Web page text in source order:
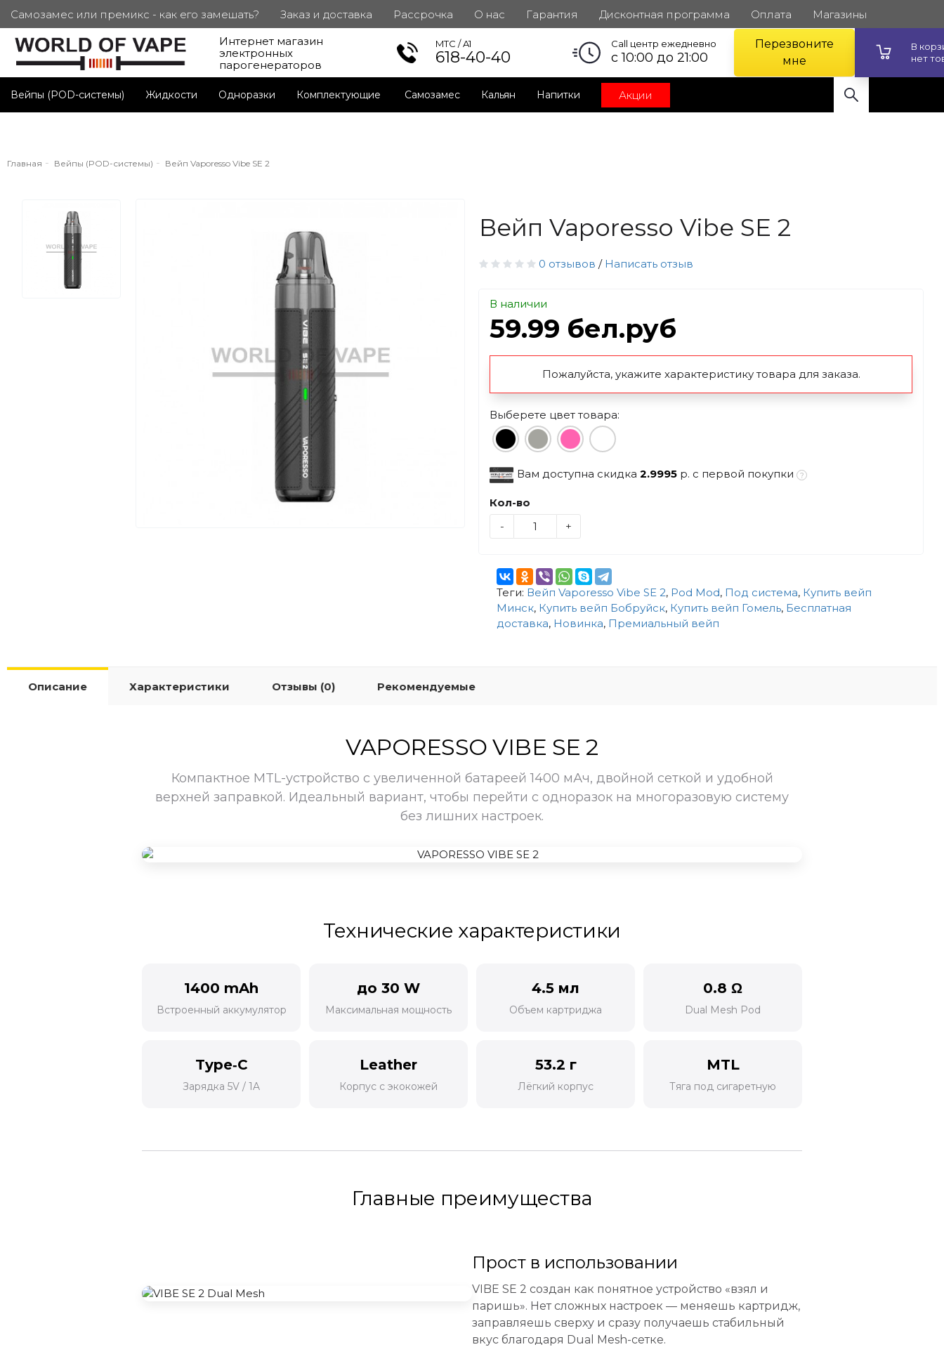
Самозамес или премикс - как его замешать? Заказ и доставка Рассрочка О нас Гарантия Дисконтная программа Оплата Магазины
ПОД. СЕРТИФИКАТЫ Партнерам Личный кабинет
Интернет магазин
электронных
парогенераторов
MTC / A1
618-40-40
Call центр ежедневно
с 10:00 до 21:00
Перезвоните
мне
В
нет
Вейпы (POD-системы) Жидкости Одноразки Комплектующие Самозамес Кальян Напитки Акции
Главная Вейпы (POD-системы) Вейп Vaporesso Vibe SE 2
Вейп Vaporesso Vibe SE 2
0 отзывов / Написать отзыв
В наличии
59.99 бел.руб
Пожалуйста, укажите характеристику товара для заказа.
Выберете цвет товара:
Вам доступна скидка 2.9995 р. с первой покупки
Кол-во
-
+
Теги: Вейп Vaporesso Vibe SE 2, Pod Mod, Под система, Купить вейп
Минск, Купить вейп Бобруйск, Купить вейп Гомель, Бесплатная
доставка, Новинка, Премиальный вейп
Описание Характеристики Отзывы (0) Рекомендуемые
VAPORESSO VIBE SE 2
Компактное MTL-устройство с увеличенной батареей 1400 мАч, двойной сеткой и удобной
верхней заправкой. Идеальный вариант, чтобы перейти с одноразок на многоразовую систему
без лишних настроек.
Технические характеристики
1400 mAh
Встроенный аккумулятор
до 30 W
Максимальная мощность
4.5 мл
Объем картриджа
0.8 Ω
Dual Mesh Pod
Type‑C
Зарядка 5V / 1A
Leather
Корпус с экокожей
53.2 г
Лёгкий корпус
MTL
Тяга под сигаретную
Главные преимущества
Прост в использовании
VIBE SE 2 создан как понятное устройство «взял и
паришь». Нет сложных настроек — меняешь картридж,
заправляешь сверху и сразу получаешь стабильный
вкус благодаря Dual Mesh-сетке.